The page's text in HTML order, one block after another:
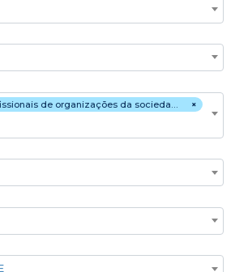
×
da sociedade civil (OSC)/ movimentos sociais